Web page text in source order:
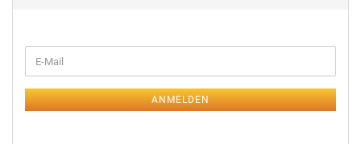
ANMELDEN